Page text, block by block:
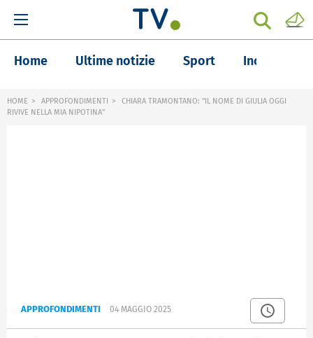
Home Ultime notizie Sport Inchieste
HOME APPROFONDIMENTI
CHIARA TRAMONTANO: "IL NOME DI GIULIA OGGI
RIVIVE NELLA MIA NIPOTINA"
APPROFONDIMENTI 04 MAGGIO 2025